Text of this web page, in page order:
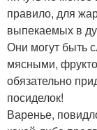
правило, для
выпекаемых в
Они могут быть
мясными,
обязательно
посиделок!
Варенье,